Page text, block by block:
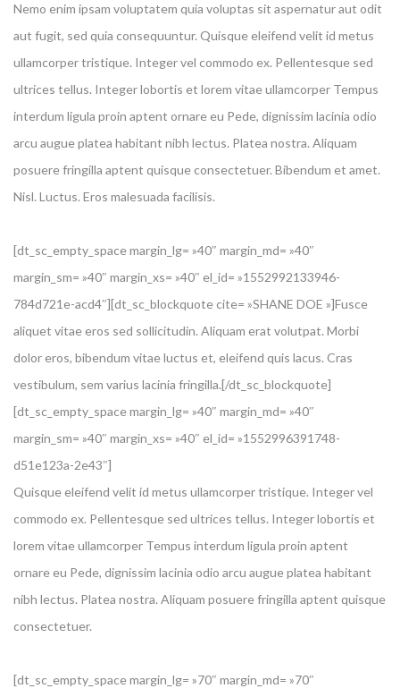
Nemo enim ipsam voluptatem quia voluptas sit aspernatur aut odit
aut fugit, sed quia consequuntur. Quisque eleifend velit id metus
ullamcorper tristique. Integer vel commodo ex. Pellentesque sed
ultrices tellus. Integer lobortis et lorem vitae ullamcorper Tempus
interdum ligula proin aptent ornare eu Pede, dignissim lacinia odio
arcu augue platea habitant nibh lectus. Platea nostra. Aliquam
posuere fringilla aptent quisque consectetuer. Bibendum et amet.
Nisl. Luctus. Eros malesuada facilisis.
[dt_sc_empty_space margin_lg= »40″ margin_md= »40″
margin_sm= »40″ margin_xs= »40″ el_id= »1552992133946-
784d721e-acd4″][dt_sc_blockquote cite= »SHANE DOE »]Fusce
aliquet vitae eros sed sollicitudin. Aliquam erat volutpat. Morbi
dolor eros, bibendum vitae luctus et, eleifend quis lacus. Cras
vestibulum, sem varius lacinia fringilla.[/dt_sc_blockquote]
[dt_sc_empty_space margin_lg= »40″ margin_md= »40″
margin_sm= »40″ margin_xs= »40″ el_id= »1552996391748-
d51e123a-2e43″]
Quisque eleifend velit id metus ullamcorper tristique. Integer vel
commodo ex. Pellentesque sed ultrices tellus. Integer lobortis et
lorem vitae ullamcorper Tempus interdum ligula proin aptent
ornare eu Pede, dignissim lacinia odio arcu augue platea habitant
nibh lectus. Platea nostra. Aliquam posuere fringilla aptent quisque
consectetuer.
[dt_sc_empty_space margin_lg= »70″ margin_md= »70″